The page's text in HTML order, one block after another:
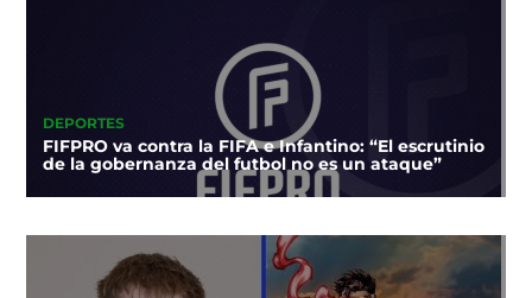
DEPORTES
FIFPRO va contra la FIFA e Infantino: “El escrutinio
de la gobernanza del futbol no es un ataque”